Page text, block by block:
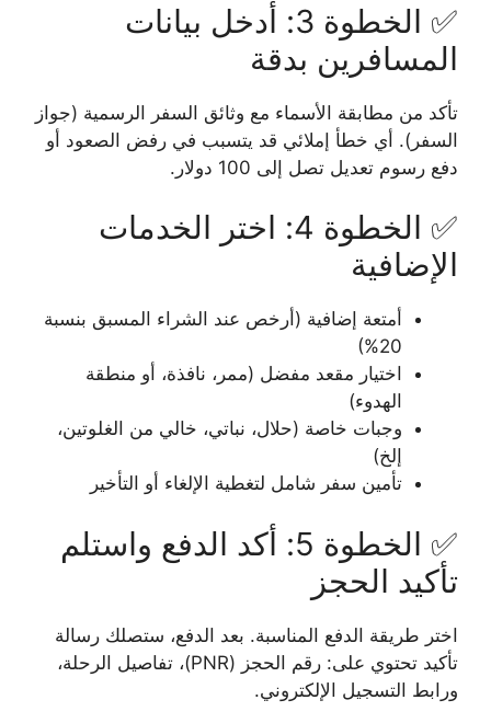
✅ الخطوة 3: أدخل بيانات
المسافرين بدقة
تأكد من مطابقة الأسماء مع وثائق السفر الرسمية (جواز
السفر). أي خطأ إملائي قد يتسبب في رفض الصعود أو
دفع رسوم تعديل تصل إلى 100 دولار.
✅ الخطوة 4: اختر الخدمات
الإضافية
أمتعة إضافية (أرخص عند الشراء المسبق بنسبة
20%)
اختيار مقعد مفضل (ممر، نافذة، أو منطقة
الهدوء)
وجبات خاصة (حلال، نباتي، خالي من الغلوتين،
إلخ)
تأمين سفر شامل لتغطية الإلغاء أو التأخير
✅ الخطوة 5: أكد الدفع واستلم
تأكيد الحجز
اختر طريقة الدفع المناسبة. بعد الدفع، ستصلك رسالة
تأكيد تحتوي على: رقم الحجز (PNR)، تفاصيل الرحلة،
ورابط التسجيل الإلكتروني.